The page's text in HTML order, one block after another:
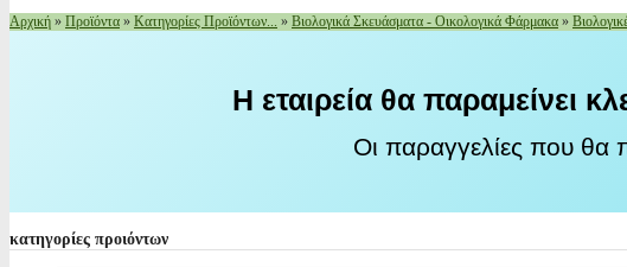
Αρχική » Προϊόντα » Κατηγορίες Προϊόντων... » Βιολογικά Σκευάσματα - Οικολογικά Φάρμακα »
Η εταιρεία θα παραμείνει
Οι παραγγελίες που θα
κατηγορίες προιόντων